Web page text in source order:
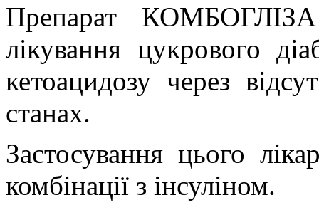
Препарат
лікування цукрового
кетоацидозу через
станах.
Застосування цього
комбінації з інсуліном.